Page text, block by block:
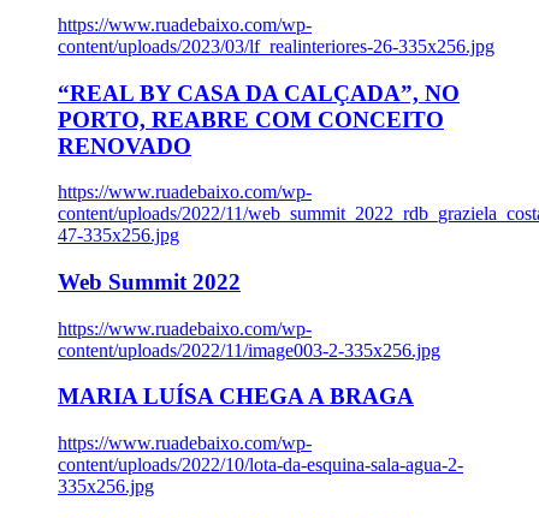
https://www.ruadebaixo.com/wp-
content/uploads/2023/03/lf_realinteriores-26-335x256.jpg
“REAL BY CASA DA CALÇADA”, NO
PORTO, REABRE COM CONCEITO
RENOVADO
https://www.ruadebaixo.com/wp-
content/uploads/2022/11/
47-335x256.jpg
Web Summit 2022
https://www.ruadebaixo.com/wp-
content/uploads/2022/11/image003-2-335x256.jpg
MARIA LUÍSA CHEGA A BRAGA
https://www.ruadebaixo.com/wp-
content/uploads/2022/10/lota-da-esquina-sala-agua-2-
335x256.jpg